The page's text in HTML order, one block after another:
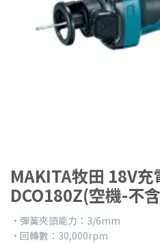
MAKITA牧田 18V
DCO180Z(空機-不
•彈簧夾頭能力：3/6mm
•回轉數：30,000rpm